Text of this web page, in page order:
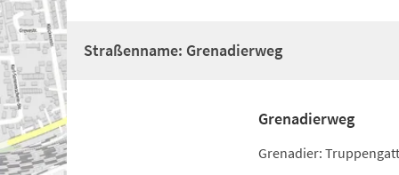
Straßenname: Grenadierweg
Grenadierweg
Grenadier: